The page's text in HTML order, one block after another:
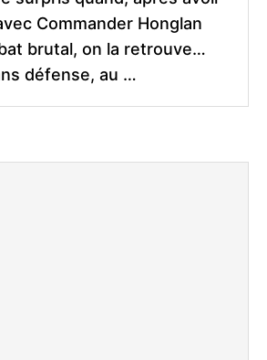
Commander Honglan
brutal, on la retrouve…
défense, au …